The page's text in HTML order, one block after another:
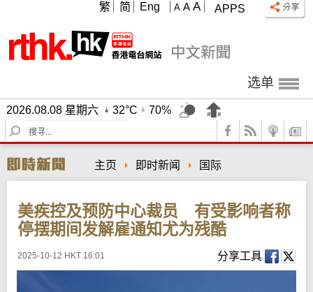
APPS
A A A
繁 简 Eng
选单
2026.08.08 星期六 32°C
70%
S
e
r
c
主页 即时新闻 国际
美疾控及预防中心裁员 有受影响者称
停摆期间发解雇通知尤为残酷
2025-10-12 HKT 16:01 分享工具